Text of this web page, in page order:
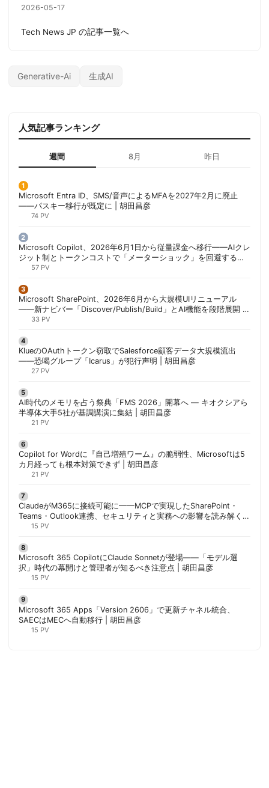
2026-05-17
Tech News JP の記事一覧へ
Generative-Ai 生成AI
人気記事ランキング
週間 8月 昨日
Microsoft Entra ID、SMS/音声によるMFAを2027年2月に廃止
——パスキー移行が既定に | 胡田昌彦
74 PV
Microsoft Copilot、2026年6月1日から従量課金へ移行——AIクレ
ジット制とトークンコストで「メーターショック」を回避する方
法 | 胡田昌彦
57 PV
Microsoft SharePoint、2026年6月から大規模UIリニューアル
——新ナビバー「Discover/Publish/Build」とAI機能を段階展開 |
胡田昌彦
33 PV
KlueのOAuthトークン窃取でSalesforce顧客データ大規模流出
——恐喝グループ「Icarus」が犯行声明 | 胡田昌彦
27 PV
AI時代のメモリを占う祭典「FMS 2026」開幕へ ― キオクシアら
半導体大手5社が基調講演に集結 | 胡田昌彦
21 PV
Copilot for Wordに『自己増殖ワーム』の脆弱性、Microsoftは5
カ月経っても根本対策できず | 胡田昌彦
21 PV
ClaudeがM365に接続可能に——MCPで実現したSharePoint・
Teams・Outlook連携、セキュリティと実務への影響を読み解く |
胡田昌彦
15 PV
Microsoft 365 CopilotにClaude Sonnetが登場——「モデル選
択」時代の幕開けと管理者が知るべき注意点 | 胡田昌彦
15 PV
Microsoft 365 Apps「Version 2606」で更新チャネル統合、
SAECはMECへ自動移行 | 胡田昌彦
15 PV